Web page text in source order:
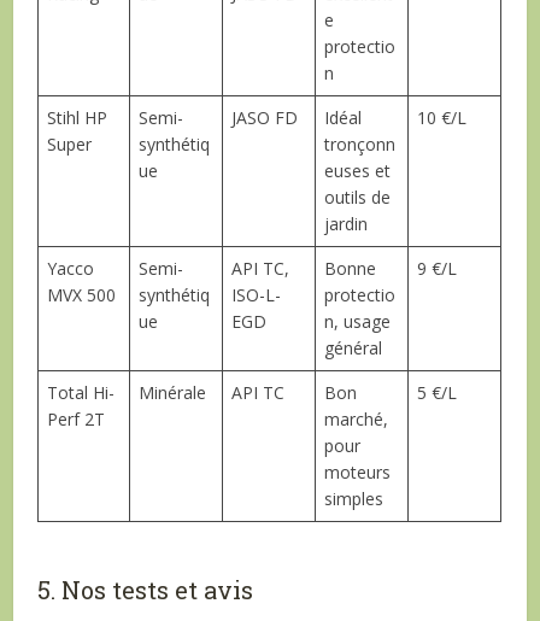
e
protectio
n
Stihl HP
Super
Semi-
synthétiq
ue
JASO FD
Idéal
tronçonn
euses et
outils de
jardin
10 €/L
Yacco
MVX 500
Semi-
synthétiq
ue
API TC,
ISO-L-
EGD
Bonne
protectio
n, usage
général
9 €/L
Total Hi-
Perf 2T
Minérale API TC
Bon
marché,
pour
moteurs
simples
5 €/L
5. Nos tests et avis